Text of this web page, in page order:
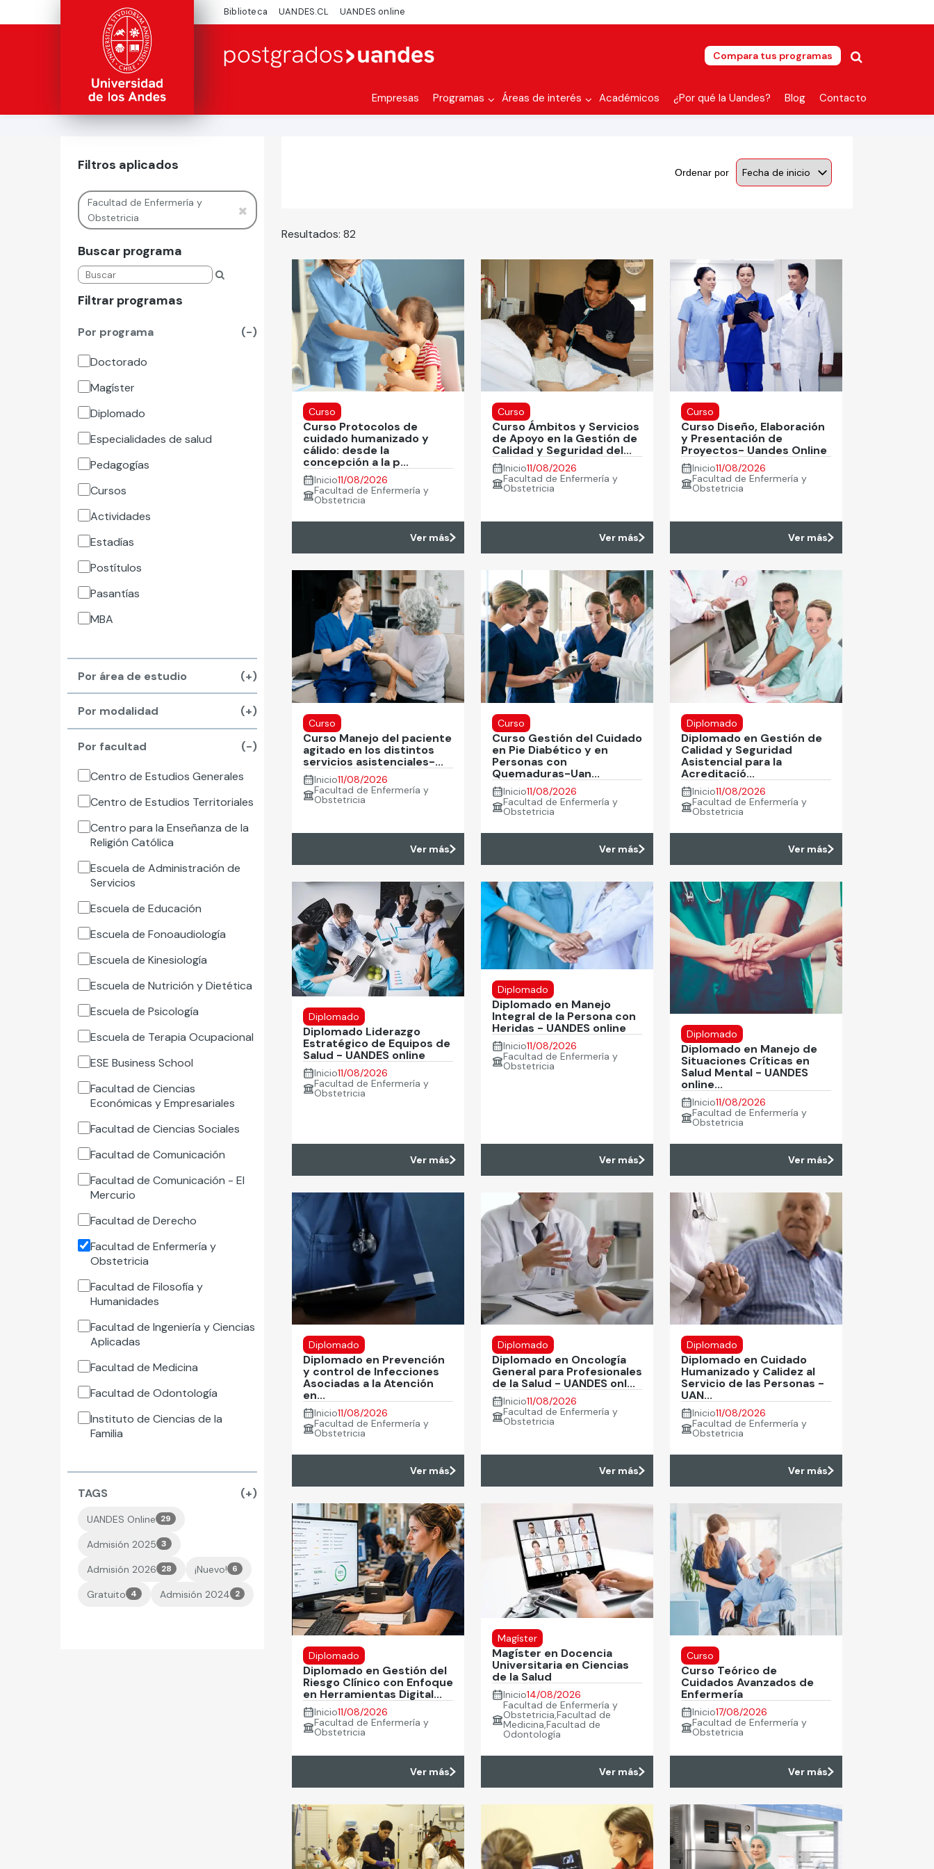
Biblioteca UANDES.CL UANDES online
Compara tus programas
Empresas Programas Áreas de interés Académicos ¿Por qué la Uandes? Blog Contacto
Filtros aplicados
Facultad de Enfermería y
Obstetricia
Buscar programa
Filtrar programas
Por programa (-)
Doctorado
Magíster
Diplomado
Especialidades de salud
Pedagogías
Cursos
Actividades
Estadías
Postítulos
Pasantías
MBA
Por área de estudio (+)
Por modalidad (+)
Por facultad (-)
Centro de Estudios Generales
Centro de Estudios Territoriales
Centro para la Enseñanza de la
Religión Católica
Escuela de Administración de
Servicios
Escuela de Educación
Escuela de Fonoaudiología
Escuela de Kinesiología
Escuela de Nutrición y Dietética
Escuela de Psicología
Escuela de Terapia Ocupacional
ESE Business School
Facultad de Ciencias
Económicas y Empresariales
Facultad de Ciencias Sociales
Facultad de Comunicación
Facultad de Comunicación - El
Mercurio
Facultad de Derecho
Facultad de Enfermería y
Obstetricia
Facultad de Filosofía y
Humanidades
Facultad de Ingeniería y Ciencias
Aplicadas
Facultad de Medicina
Facultad de Odontología
Instituto de Ciencias de la
Familia
TAGS (+)
UANDES Online 29
Admisión 2025 3
Admisión 2026 28 ¡Nuevo! 6
Gratuito 4 Admisión 2024 2
Ordenar por
Resultados: 82
Curso
Curso Protocolos de
cuidado humanizado y
cálido: desde la
concepción a la p...
Inicio11/08/2026
Facultad de Enfermería y
Obstetricia
Ver más
Curso
Curso Ámbitos y Servicios
de Apoyo en la Gestión de
Calidad y Seguridad del...
Inicio11/08/2026
Facultad de Enfermería y
Obstetricia
Ver más
Curso
Curso Diseño, Elaboración
y Presentación de
Proyectos- Uandes Online
Inicio11/08/2026
Facultad de Enfermería y
Obstetricia
Ver más
Curso
Curso Manejo del paciente
agitado en los distintos
servicios asistenciales-...
Inicio11/08/2026
Facultad de Enfermería y
Obstetricia
Ver más
Curso
Curso Gestión del Cuidado
en Pie Diabético y en
Personas con
Quemaduras-Uan...
Inicio11/08/2026
Facultad de Enfermería y
Obstetricia
Ver más
Diplomado
Diplomado en Gestión de
Calidad y Seguridad
Asistencial para la
Acreditació...
Inicio11/08/2026
Facultad de Enfermería y
Obstetricia
Ver más
Diplomado
Diplomado Liderazgo
Estratégico de Equipos de
Salud - UANDES online
Inicio11/08/2026
Facultad de Enfermería y
Obstetricia
Ver más
Diplomado
Diplomado en Manejo
Integral de la Persona con
Heridas - UANDES online
Inicio11/08/2026
Facultad de Enfermería y
Obstetricia
Ver más
Diplomado
Diplomado en Manejo de
Situaciones Críticas en
Salud Mental - UANDES
online...
Inicio11/08/2026
Facultad de Enfermería y
Obstetricia
Ver más
Diplomado
Diplomado en Prevención
y control de Infecciones
Asociadas a la Atención
en...
Inicio11/08/2026
Facultad de Enfermería y
Obstetricia
Ver más
Diplomado
Diplomado en Oncología
General para Profesionales
de la Salud - UANDES onl...
Inicio11/08/2026
Facultad de Enfermería y
Obstetricia
Ver más
Diplomado
Diplomado en Cuidado
Humanizado y Calidez al
Servicio de las Personas -
UAN...
Inicio11/08/2026
Facultad de Enfermería y
Obstetricia
Ver más
Diplomado
Diplomado en Gestión del
Riesgo Clínico con Enfoque
en Herramientas Digital...
Inicio11/08/2026
Facultad de Enfermería y
Obstetricia
Ver más
Magíster
Magíster en Docencia
Universitaria en Ciencias
de la Salud
Inicio14/08/2026
Facultad de Enfermería y
Obstetricia,Facultad de
Medicina,Facultad de
Odontología
Ver más
Curso
Curso Teórico de
Cuidados Avanzados de
Enfermería
Inicio17/08/2026
Facultad de Enfermería y
Obstetricia
Ver más